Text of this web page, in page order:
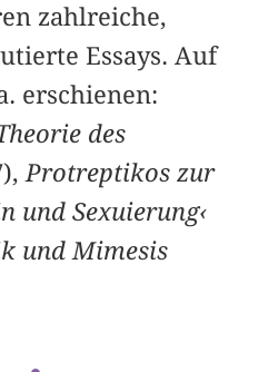
zahlreiche,
Essays. Auf
erschienen:
des
Protreptikos zur
und Sexuierung‹
und Mimesis